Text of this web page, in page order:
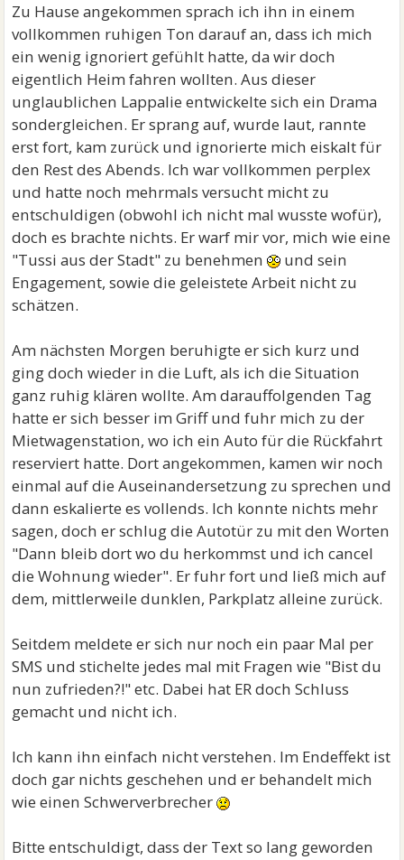
Zu Hause angekommen sprach ich ihn in einem
vollkommen ruhigen Ton darauf an, dass ich mich
ein wenig ignoriert gefühlt hatte, da wir doch
eigentlich Heim fahren wollten. Aus dieser
unglaublichen Lappalie entwickelte sich ein Drama
sondergleichen. Er sprang auf, wurde laut, rannte
erst fort, kam zurück und ignorierte mich eiskalt für
den Rest des Abends. Ich war vollkommen perplex
und hatte noch mehrmals versucht micht zu
entschuldigen (obwohl ich nicht mal wusste wofür),
doch es brachte nichts. Er warf mir vor, mich wie eine
"Tussi aus der Stadt" zu benehmen
und sein
Engagement, sowie die geleistete Arbeit nicht zu
schätzen.
Am nächsten Morgen beruhigte er sich kurz und
ging doch wieder in die Luft, als ich die Situation
ganz ruhig klären wollte. Am darauffolgenden Tag
hatte er sich besser im Griff und fuhr mich zu der
Mietwagenstation, wo ich ein Auto für die Rückfahrt
reserviert hatte. Dort angekommen, kamen wir noch
einmal auf die Auseinandersetzung zu sprechen und
dann eskalierte es vollends. Ich konnte nichts mehr
sagen, doch er schlug die Autotür zu mit den Worten
"Dann bleib dort wo du herkommst und ich cancel
die Wohnung wieder". Er fuhr fort und ließ mich auf
dem, mittlerweile dunklen, Parkplatz alleine zurück.
Seitdem meldete er sich nur noch ein paar Mal per
SMS und stichelte jedes mal mit Fragen wie "Bist du
nun zufrieden?!" etc. Dabei hat ER doch Schluss
gemacht und nicht ich.
Ich kann ihn einfach nicht verstehen. Im Endeffekt ist
doch gar nichts geschehen und er behandelt mich
wie einen Schwerverbrecher
Bitte entschuldigt, dass der Text so lang geworden